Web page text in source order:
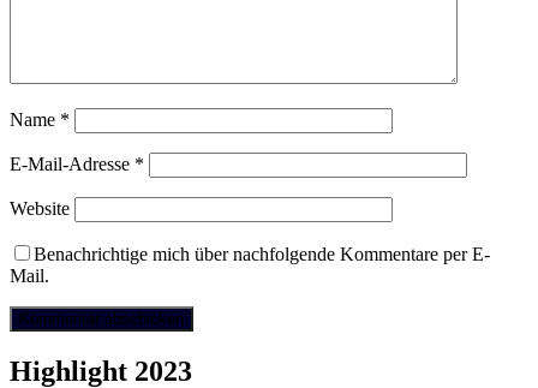
Name *
E-Mail-Adresse *
Website
Benachrichtige mich über nachfolgende Kommentare per E-
Mail.
Highlight 2023